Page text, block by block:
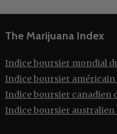
The Marijuana Index
Indice boursier mondial
Indice boursier américain
Indice boursier canadien
Indice boursier australien